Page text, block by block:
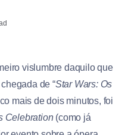
vislumbre daquilo que
de “Star Wars: Os
mais de dois minutos, foi
Celebration(como já